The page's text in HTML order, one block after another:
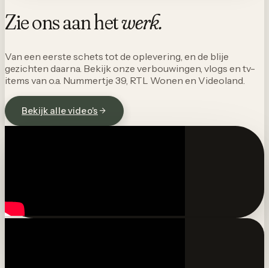
Zie ons aan hetwerk.
Van een eerste schets tot de oplevering, en de blije
gezichten daarna. Bekijk onze verbouwingen, vlogs en tv-
items van o.a. Nummertje 39, RTL Wonen en Videoland.
Bekijk alle video's